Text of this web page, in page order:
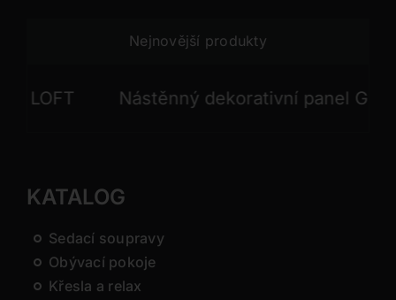
Nejnovější produkty
Nástěnný dekorativní panel GONG
KATALOG
Sedací soupravy
Obývací pokoje
Křesla a relax